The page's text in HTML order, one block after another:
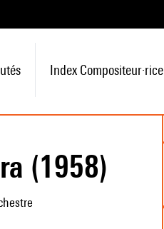
Index Compositeur·rice
(1958)